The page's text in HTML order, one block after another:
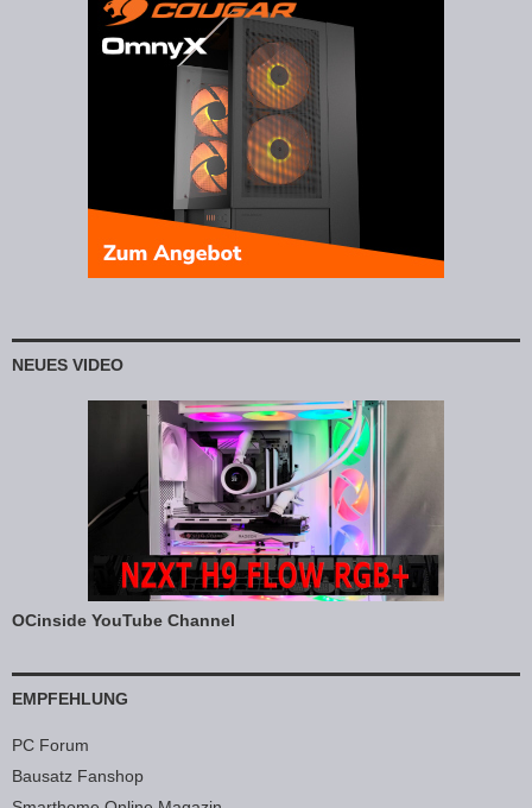
NEUES VIDEO
OCinside YouTube Channel
EMPFEHLUNG
PC Forum
Bausatz Fanshop